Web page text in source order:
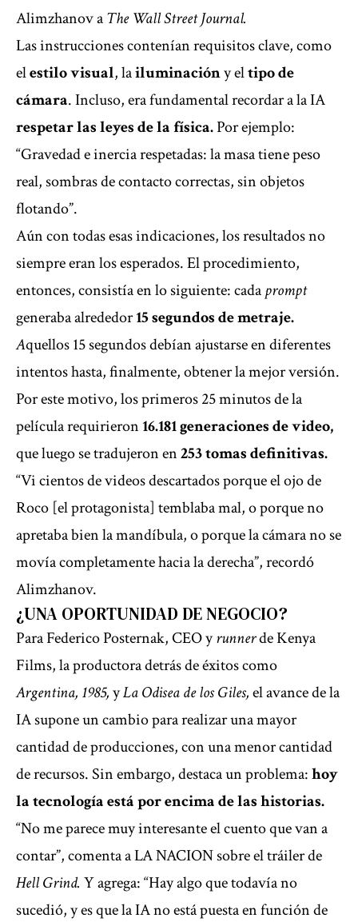
Alimzhanov aThe Wall Street Journal.
Las instrucciones contenían requisitos clave, como
elestilo visual, lailuminacióny eltipo de
cámara. Incluso, era fundamental recordar a la IA
respetar las leyes de la física.Por ejemplo:
“Gravedad e inercia respetadas: la masa tiene peso
real, sombras de contacto correctas, sin objetos
flotando”.
Aún con todas esas indicaciones, los resultados no
siempre eran los esperados. El procedimiento,
entonces, consistía en lo siguiente: cadaprompt
generaba alrededor15 segundos de metraje.
Aquellos 15 segundos debían ajustarse en diferentes
intentos hasta, finalmente, obtener la mejor versión.
Por este motivo, los primeros 25 minutos de la
película requirieron16.181 generaciones de video,
que luego se tradujeron en253 tomas definitivas.
“Vi cientos de videos descartados porque el ojo de
Roco [el protagonista] temblaba mal, o porque no
apretaba bien la mandíbula, o porque la cámara no se
movía completamente hacia la derecha”, recordó
Alimzhanov.
¿UNA OPORTUNIDAD DE NEGOCIO?
Para Federico Posternak, CEO yrunnerde Kenya
Films, la productora detrás de éxitos como
Argentina, 1985,yLa Odisea de los Giles,el avance de la
IA supone un cambio para realizar una mayor
cantidad de producciones, con una menor cantidad
de recursos. Sin embargo, destaca un problema:hoy
la tecnología está por encima de las historias.
“No me parece muy interesante el cuento que van a
contar”, comenta a LA NACION sobre el tráiler de
Hell Grind. Y agrega: “Hay algo que todavía no
sucedió, y es que la IA no está puesta en función de